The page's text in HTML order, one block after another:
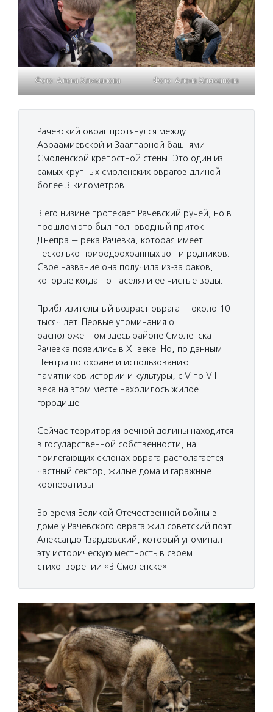
Фото: Алена Хлиманова Фото: Алена Хлиманова
Рачевский овраг протянулся между
Авраамиевской и Заалтарной башнями
Смоленской крепостной стены. Это один из
самых крупных смоленских оврагов длиной
более 3 километров.
В его низине протекает Рачевский ручей, но в
прошлом это был полноводный приток
Днепра — река Рачевка, которая имеет
несколько природоохранных зон и родников.
Свое название она получила из-за раков,
которые когда-то населяли ее чистые воды.
Приблизительный возраст оврага — около 10
тысяч лет. Первые упоминания о
расположенном здесь районе Смоленска
Рачевка появились в XI веке. Но, по данным
Центра по охране и использованию
памятников истории и культуры, с V по VII
века на этом месте находилось жилое
городище.
Сейчас территория речной долины находится
в государственной собственности, на
прилегающих склонах оврага располагается
частный сектор, жилые дома и гаражные
кооперативы.
Во время Великой Отечественной войны в
доме у Рачевского оврага жил советский поэт
Александр Твардовский, который упоминал
эту историческую местность в своем
стихотворении «В Смоленске».